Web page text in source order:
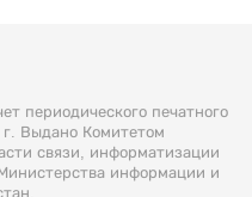
периодического печатного
Выдано Комитетом
связи, информатизации
информации и